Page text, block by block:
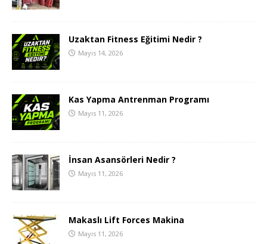
Uzaktan Fitness Eğitimi Nedir ?
Mayıs 14, 2026
Kas Yapma Antrenman Programı
Mayıs 11, 2026
İnsan Asansörleri Nedir ?
Mayıs 11, 2026
Makaslı Lift Forces Makina
Mayıs 11, 2026